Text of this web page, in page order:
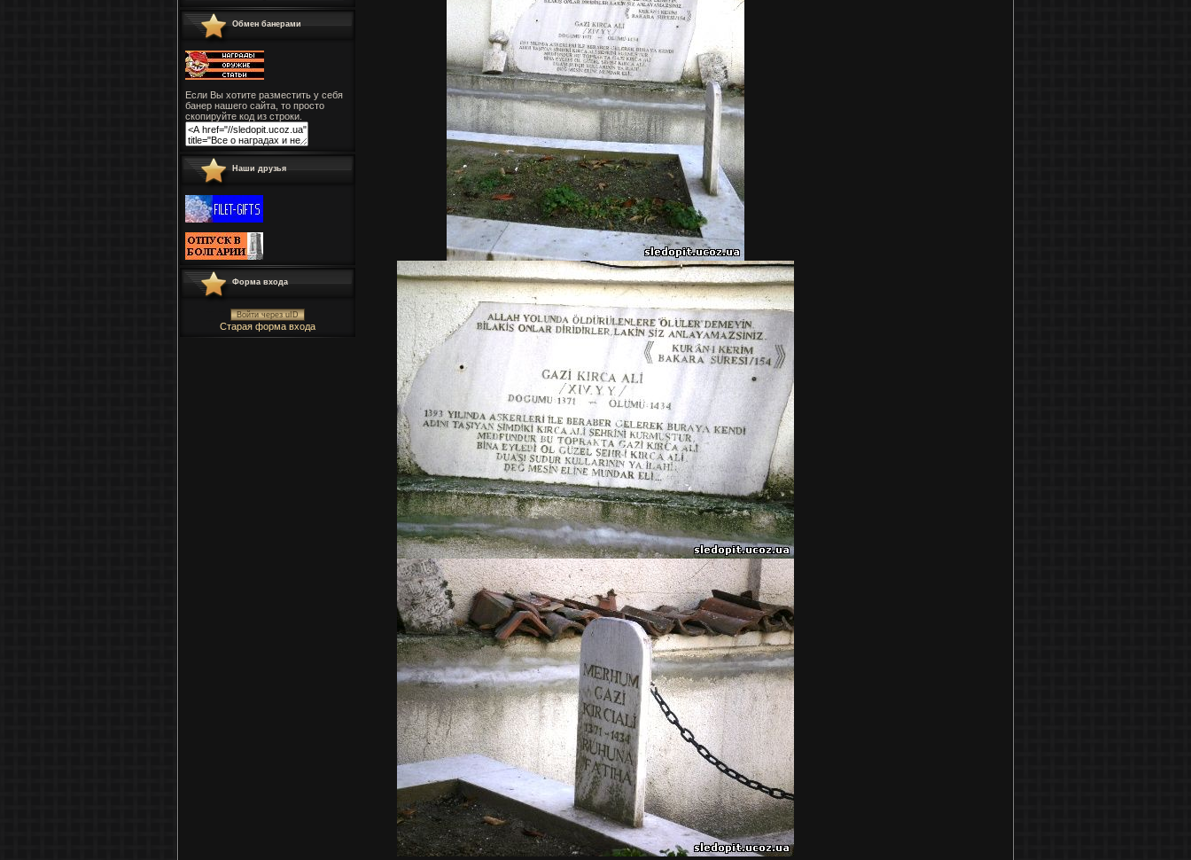
Обмен банерами
Если Вы хотите разместить у себя
банер нашего сайта, то просто
скопируйте код из строки.
Наши друзья
Форма входа
Войти через uID
Старая форма входа